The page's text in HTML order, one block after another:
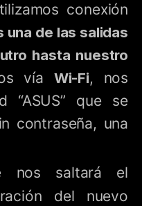
conexión
una de las salidas
hasta nuestro
vía Wi-Fi, nos
“ASUS” que se
contraseña, una
nos saltará el
del nuevo